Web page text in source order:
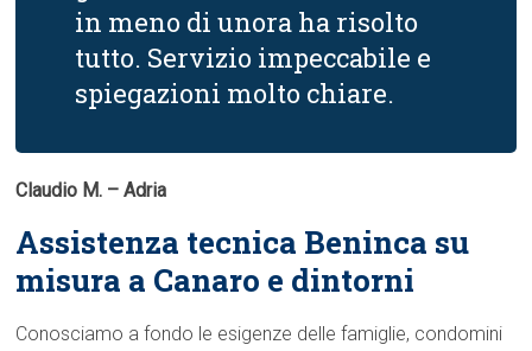
in meno di unora ha risolto
tutto. Servizio impeccabile e
spiegazioni molto chiare.
Claudio M. – Adria
Assistenza tecnica Beninca su
misura a Canaro e dintorni
Conosciamo a fondo le esigenze delle famiglie, condomini